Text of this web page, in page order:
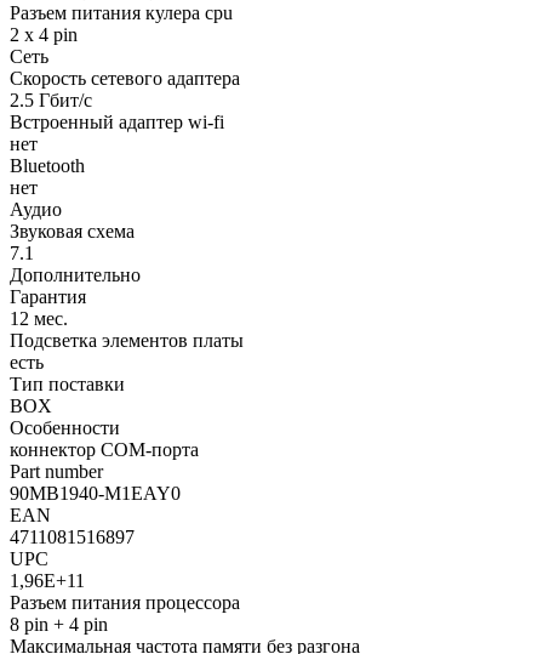
Разъем питания кулера cpu
2 x 4 pin
Сеть
Скорость сетевого адаптера
2.5 Гбит/с
Встроенный адаптер wi-fi
нет
Bluetooth
нет
Аудио
Звуковая схема
7.1
Дополнительно
Гарантия
12 мес.
Подсветка элементов платы
есть
Тип поставки
BOX
Особенности
коннектор COM-порта
Part number
90MB1940-M1EAY0
EAN
4711081516897
UPC
1,96E+11
Разъем питания процессора
8 pin + 4 pin
Максимальная частота памяти без разгона